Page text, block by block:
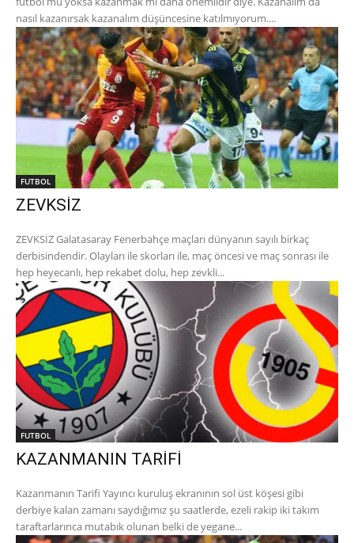
nasıl kazanırsak kazanalım düşüncesine katılmıyorum....
FUTBOL
ZEVKSİZ
ZEVKSİZ Galatasaray Fenerbahçe maçları dünyanın sayılı birkaç
derbisindendir. Olayları ile skorları ile, maç öncesi ve maç sonrası ile
hep heyecanlı, hep rekabet dolu, hep zevkli...
FUTBOL
KAZANMANIN TARİFİ
Kazanmanın Tarifi Yayıncı kuruluş ekranının sol üst köşesi gibi
derbiye kalan zamanı saydığımız şu saatlerde, ezeli rakip iki takım
taraftarlarınca mutabık olunan belki de yegane...